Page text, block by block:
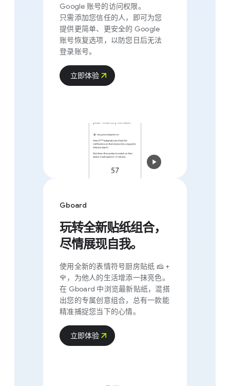
Google 账号​的​访问​权限。​
只需添加您​信任​的​人，​即可​为​您​
提供​更​简单、​更​安全​的 Google
账号​恢复​选​项，​以​防​您​日​后​无法​
登录​账号。
立​即​体验
Gboard
玩转全​新​贴纸​组合，​
尽情​展现​自​我。
使用​全​新​的​表情​符号​厨房​贴纸 🧀 +
🌹，​为​他​人​的​生活​增添​一​抹​亮色。​
在 G​boar​d 中​浏览​最​新​贴纸，​混搭​
出​您​的​专属​创意​组合，​总有​一​款​能​
精准​捕捉​您​当下​的​心情。
立​即​体验